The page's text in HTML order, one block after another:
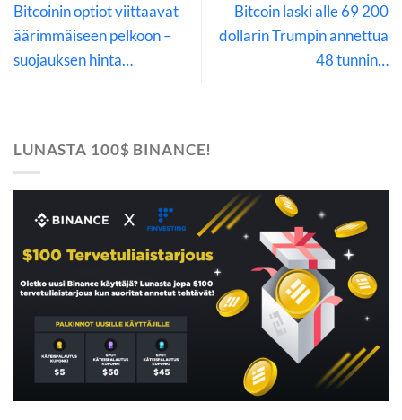
Bitcoinin optiot viittaavat
äärimmäiseen pelkoon –
suojauksen hinta…
Bitcoin laski alle 69 200
dollarin Trumpin annettua
48 tunnin…
LUNASTA 100$ BINANCE!